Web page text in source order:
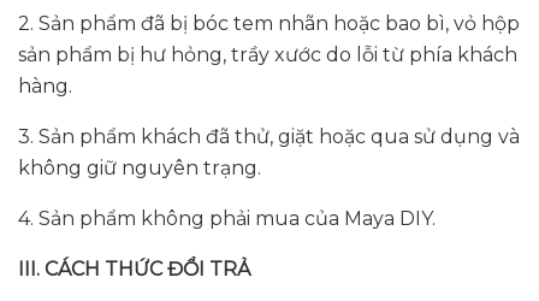
2. Sản phẩm đã bị bóc tem nhãn hoặc bao bì, vỏ hộp
sản phẩm bị hư hỏng, trầy xước do lỗi từ phía khách
hàng.
3. Sản phẩm khách đã thử, giặt hoặc qua sử dụng và
không giữ nguyên trạng.
4. Sản phẩm không phải mua của Maya DIY.
III. CÁCH THỨC ĐỔI TRẢ